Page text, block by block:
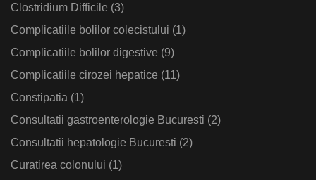
Clostridium Difficile (3)
Complicatiile bolilor colecistului (1)
Complicatiile bolilor digestive (9)
Complicatiile cirozei hepatice (11)
Constipatia (1)
Consultatii gastroenterologie Bucuresti (2)
Consultatii hepatologie Bucuresti (2)
Curatirea colonului (1)